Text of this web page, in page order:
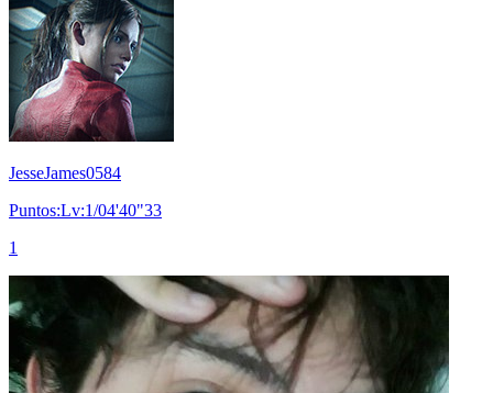
JesseJames0584
Puntos:Lv:1/04'40"33
1